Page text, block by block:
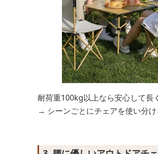
耐荷重100kg以上なら安心して長
→ シーンごとにチェアを使い分